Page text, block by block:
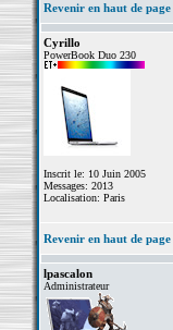
Revenir en haut de page
Cyrillo
PowerBook Duo 230
Inscrit le: 10 Juin 2005
Messages: 2013
Localisation: Paris
Revenir en haut de page
lpascalon
Administrateur